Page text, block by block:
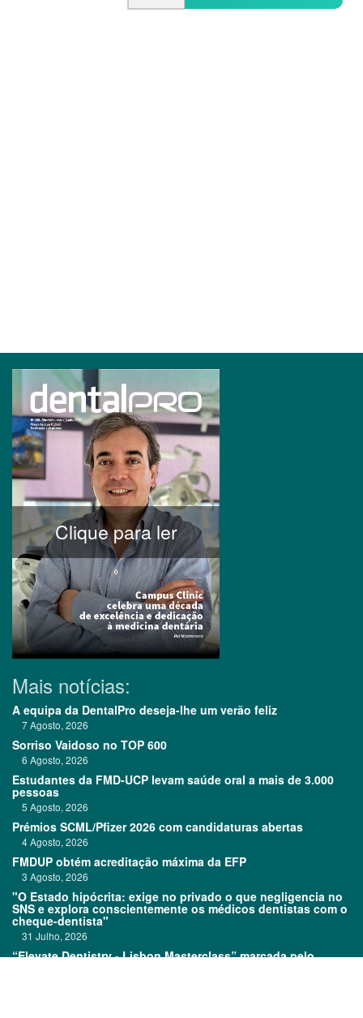
Clique para ler
Mais notícias:
A equipa da DentalPro deseja-lhe um verão feliz
7 Agosto, 2026
Sorriso Vaidoso no TOP 600
6 Agosto, 2026
Estudantes da FMD-UCP levam saúde oral a mais de 3.000
pessoas
5 Agosto, 2026
Prémios SCML/Pfizer 2026 com candidaturas abertas
4 Agosto, 2026
FMDUP obtém acreditação máxima da EFP
3 Agosto, 2026
"O Estado hipócrita: exige no privado o que negligencia no
SNS e explora conscientemente os médicos dentistas com o
cheque-dentista"
31 Julho, 2026
“Elevate Dentistry - Lisbon Masterclass” marcada pelo